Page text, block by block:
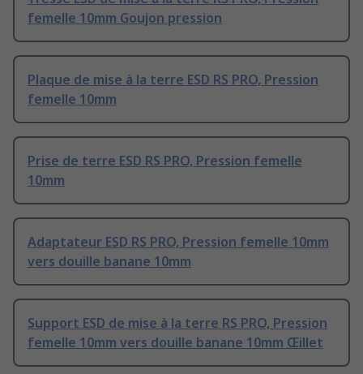
femelle 10mm Goujon pression
Plaque de mise à la terre ESD RS PRO, Pression
femelle 10mm
Prise de terre ESD RS PRO, Pression femelle
10mm
Adaptateur ESD RS PRO, Pression femelle 10mm
vers douille banane 10mm
Support ESD de mise à la terre RS PRO, Pression
femelle 10mm vers douille banane 10mm Œillet